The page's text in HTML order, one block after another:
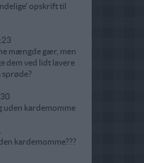
opskrift til
mængde gær, men
dem ved lidt lavere
sprøde?
uden kardemomme
kardemomme???